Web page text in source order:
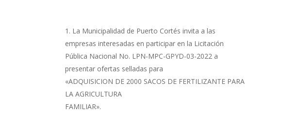
La Municipalidad de Puerto Cortés invita a las
empresas interesadas en participar en la Licitación
Pública Nacional No. LPN-MPC-GPYD-03-2022 a
presentar ofertas selladas para
«ADQUISICION DE 2000 SACOS DE FERTILIZANTE PARA
LA AGRICULTURA
FAMILIAR».